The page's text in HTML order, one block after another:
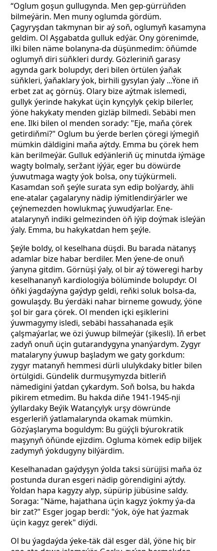
“Oglum goşun gullugynda. Men gep-gürrüňden
bilmeýärin. Men muny oglumda gördüm.
Çagyryşdan takmynan bir aý soň, oglumyň kasamyna
geldim. Ol Aşgabatda gulluk edýär. Ony görenimde,
ilki bilen näme bolanyna-da düşünmedim: öňümde
oglumyň diri süňkleri durdy. Gözleriniň garasy
agynda gark bolupdyr, deri bilen örtülen ýaňak
süňkleri, ýaňaklary ýok, birhiligysylan ýaly ...Ýöne iň
erbet zat aç görnüş. Olary bize aýtmak islemedi,
gullyk ýerinde hakykat üçin kynçylyk çekip bilerler,
ýöne hakykaty menden gizläp bilmedi. Sebäbi men
ene. Ilki bilen ol menden sorady: "Eje, maňa çörek
getirdiňmi?" Oglum bu ýerde berlen çöregi iýmegiň
mümkin däldigini maňa aýtdy. Emma bu çörek hem
kän berilmeýär. Gulluk edýänleriň üç minutda iýmäge
wagty bolmaly, seržant iýýär, eger bu döwürde
ýuwutmaga wagty ýok bolsa, ony tüýkürmeli.
Kasamdan soň şeýle surata syn edip bolýardy, ähli
ene-atalar çagalaryny nädip iýmitlendirýärler we
çeýnemezden howlukmaç ýuwudýarlar. Ene-
atalarynyň indiki gelmezinden öň iýip doýmak isleýän
ýaly. Emma, bu hakykatdan hem şeýle.
Şeýle boldy, ol keselhana düşdi. Bu barada nätanyş
adamlar bize habar berdiler. Men ýene-de onuň
ýanyna gitdim. Görnüşi ýaly, ol bir aý töweregi harby
keselhananyň kardiologiýa bölüminde bolupdyr. Ol
öňki ýagdaýyna gaýdyp geldi, reňki soluk bolsa-da,
gowulaşdy. Bu ýerdäki nahar birneme gowudy, ýöne
şol bir gara çörek. Ol menden içki eşiklerini
ýuwmagymy isledi, sebäbi hassahanada eşik
çalşmaýarlar, we özi ýuwup bilmeýär (şikesli). Iň erbet
zadyň onuň üçin gutarandygyna ynanýardym. Zygyr
matalaryny ýuwup başladym we gaty gorkdum:
zygyr matanyň hemmesi dürli ululykdaky bitler bilen
örtülgidi. Gündelik durmuşymyzda bitleriň
nämedigini ýatdan çykardym. Soň bolsa, bu hakda
pikirem etmedim. Bu hakda diňe 1941-1945-nji
ýyllardaky Beýik Watançylyk urşy döwründe
esgerleriň ýatlamalarynda okamak mümkin.
Gözýaşlaryma boguldym: Bu güýçli býurokratik
maşynyň öňünde ejizdim. Ogluma kömek edip biljek
zadymyň ýokdugyny bilýärdim.
Keselhanadan gaýdyşyn ýolda taksi sürüjisi maňa öz
postunda duran esgeri nädip görendigini aýtdy.
Ýoldan hapa kagyzy alyp, süpürip jübüsine saldy.
Soraga: "Näme, hajathana üçin kagyz ýokmy ýa-da
bir zat?" Esger jogap berdi: "ýok, öýe hat ýazmak
üçin kagyz gerek" diýdi.
Ol bu ýagdaýda ýeke-täk däl esger däl, ýöne hiç bir